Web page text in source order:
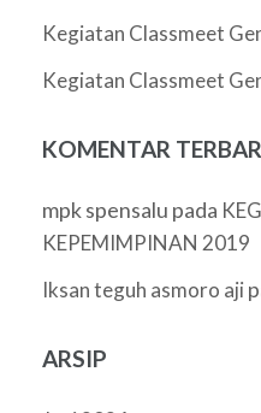
Kegiatan Classmeet
Kegiatan Classmeet
KOMENTAR
mpk spensalu pada
KEPEMIMPINAN 2019
Iksan teguh asmoro aji
ARSIP